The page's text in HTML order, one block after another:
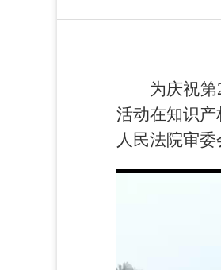
为庆祝
活动在知识
人民法院审